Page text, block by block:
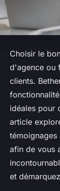
Choisir le
d'agence ou
clients.
idéales pour
article
afin de vous
et